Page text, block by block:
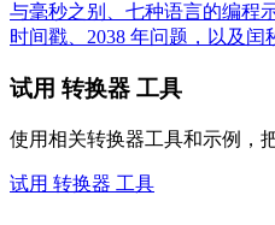
与毫秒之别、七种语言的编程
时间戳、2038 年问题，以及闰
试用 转换器 工具
使用相关转换器工具和示例，
试用 转换器 工具